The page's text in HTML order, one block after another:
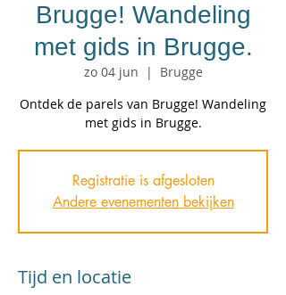
Brugge! Wandeling
met gids in Brugge.
zo 04 jun
  |
Brugge
Ontdek de parels van Brugge! Wandeling
met gids in Brugge.
Registratie is afgesloten
Andere evenementen bekijken
Tijd en locatie